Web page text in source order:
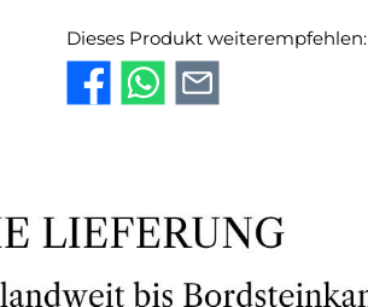
Dieses Produkt weiterempfehlen: